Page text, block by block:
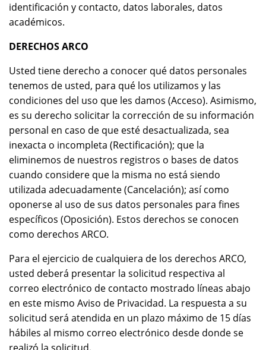
identificación y contacto, datos laborales, datos
académicos.
DERECHOS ARCO
Usted tiene derecho a conocer qué datos personales
tenemos de usted, para qué los utilizamos y las
condiciones del uso que les damos (Acceso). Asimismo,
es su derecho solicitar la corrección de su información
personal en caso de que esté desactualizada, sea
inexacta o incompleta (Rectificación); que la
eliminemos de nuestros registros o bases de datos
cuando considere que la misma no está siendo
utilizada adecuadamente (Cancelación); así como
oponerse al uso de sus datos personales para fines
específicos (Oposición). Estos derechos se conocen
como derechos ARCO.
Para el ejercicio de cualquiera de los derechos ARCO,
usted deberá presentar la solicitud respectiva al
correo electrónico de contacto mostrado líneas abajo
en este mismo Aviso de Privacidad. La respuesta a su
solicitud será atendida en un plazo máximo de 15 días
hábiles al mismo correo electrónico desde donde se